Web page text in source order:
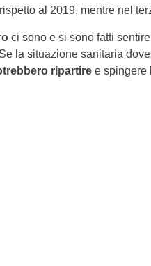
al 2019, mentre nel
ci sono e si sono fatti
la situazione sanitaria
ripartiree spingere